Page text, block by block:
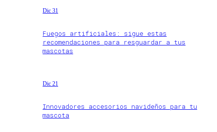
Dic 31
Fuegos artificiales: sigue estas
recomendaciones para resguardar a tus
mascotas
Dic 21
Innovadores accesorios navideños para tu
mascota